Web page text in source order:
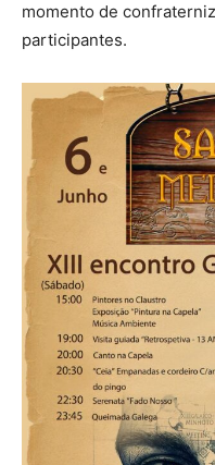
momento de
participantes.